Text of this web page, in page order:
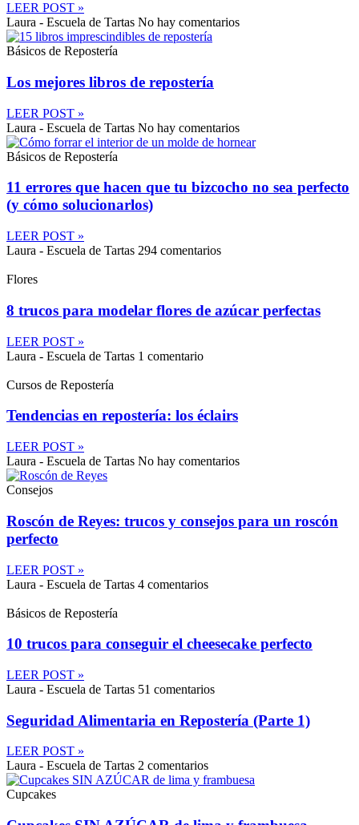
LEER POST »
Laura - Escuela de Tartas No hay comentarios
Básicos de Repostería
Los mejores libros de repostería
LEER POST »
Laura - Escuela de Tartas No hay comentarios
Básicos de Repostería
11 errores que hacen que tu bizcocho no sea perfecto
(y cómo solucionarlos)
LEER POST »
Laura - Escuela de Tartas 294 comentarios
Flores
8 trucos para modelar flores de azúcar perfectas
LEER POST »
Laura - Escuela de Tartas 1 comentario
Cursos de Repostería
Tendencias en repostería: los éclairs
LEER POST »
Laura - Escuela de Tartas No hay comentarios
Consejos
Roscón de Reyes: trucos y consejos para un roscón
perfecto
LEER POST »
Laura - Escuela de Tartas 4 comentarios
Básicos de Repostería
10 trucos para conseguir el cheesecake perfecto
LEER POST »
Laura - Escuela de Tartas 51 comentarios
Seguridad Alimentaria en Repostería (Parte 1)
LEER POST »
Laura - Escuela de Tartas 2 comentarios
Cupcakes